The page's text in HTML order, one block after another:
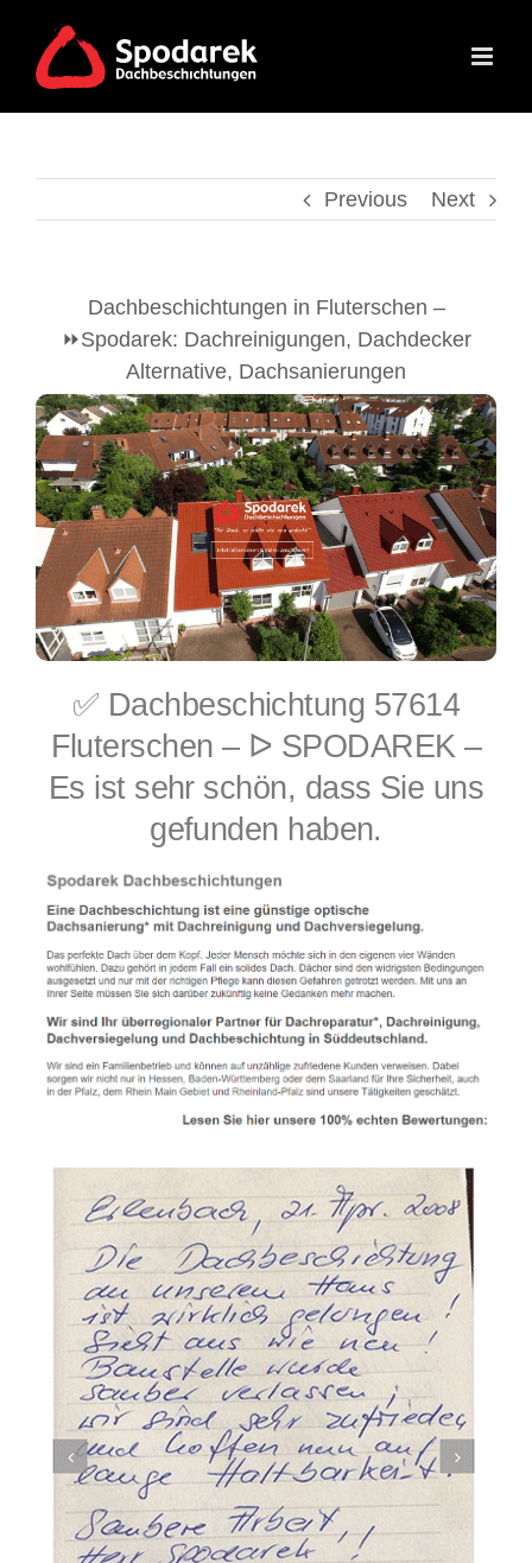
content
Previous Next
Dachbeschichtungen in Fluterschen –
⏩Spodarek: Dachreinigungen, Dachdecker
Alternative, Dachsanierungen
✅ Dachbeschichtung 57614
Fluterschen – ᐅ SPODAREK –
Es ist sehr schön, dass Sie uns
gefunden haben.